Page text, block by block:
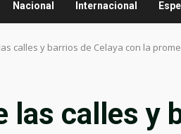
Nacional Internacional
calles y barrios de Celaya con la
las calles y